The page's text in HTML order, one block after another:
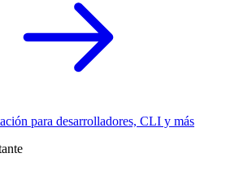
para desarrolladores, CLI y más